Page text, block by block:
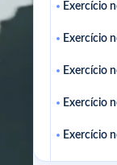
Exercício
Exercício
Exercício
Exercício
Exercício